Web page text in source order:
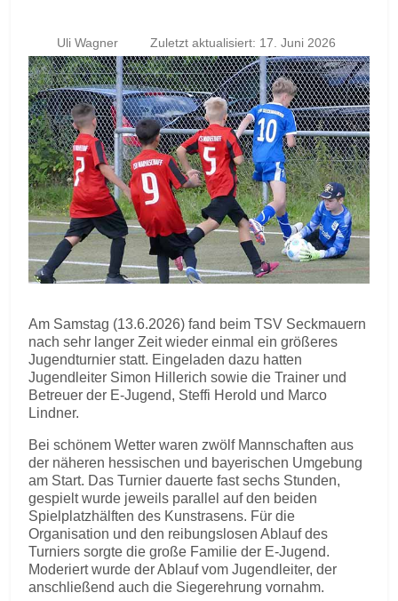
Uli Wagner Zuletzt aktualisiert: 17. Juni 2026
Am Samstag (13.6.2026) fand beim TSV Seckmauern
nach sehr langer Zeit wieder einmal ein größeres
Jugendturnier statt. Eingeladen dazu hatten
Jugendleiter Simon Hillerich sowie die Trainer und
Betreuer der E-Jugend, Steffi Herold und Marco
Lindner.
Bei schönem Wetter waren zwölf Mannschaften aus
der näheren hessischen und bayerischen Umgebung
am Start. Das Turnier dauerte fast sechs Stunden,
gespielt wurde jeweils parallel auf den beiden
Spielplatzhälften des Kunstrasens. Für die
Organisation und den reibungslosen Ablauf des
Turniers sorgte die große Familie der E-Jugend.
Moderiert wurde der Ablauf vom Jugendleiter, der
anschließend auch die Siegerehrung vornahm.